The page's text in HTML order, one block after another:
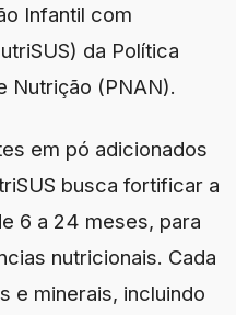
Infantil com
da Política
Nutrição (PNAN).
em pó adicionados
busca fortificar a
6 a 24 meses, para
nutricionais. Cada
e minerais, incluindo